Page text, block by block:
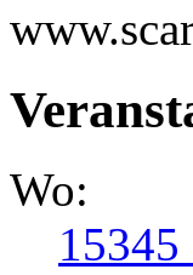
Wo: